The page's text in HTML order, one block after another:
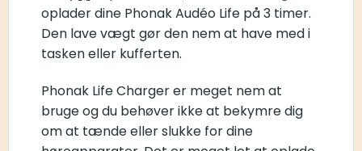
oplader dine Phonak Audéo Life på 3 timer.
Den lave vægt gør den nem at have med i
tasken eller kufferten.
Phonak Life Charger er meget nem at
bruge og du behøver ikke at bekymre dig
om at tænde eller slukke for dine